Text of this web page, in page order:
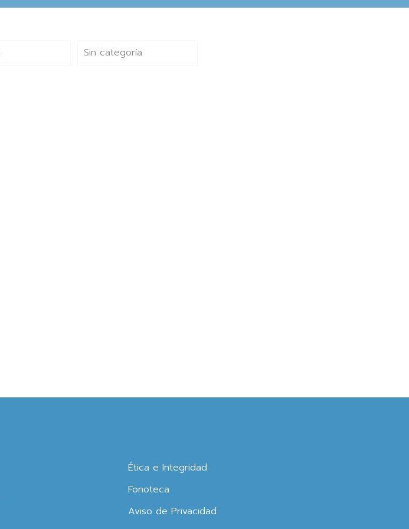
Sin categoría
Ética e Integridad
Fonoteca
Aviso de Privacidad